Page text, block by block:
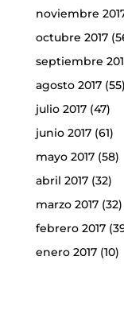
noviembre
octubre 2017
septiembre
agosto 2017(55)
julio 2017(47)
junio 2017(61)
mayo 2017(58)
abril 2017(32)
marzo 2017(32)
febrero 2017
enero 2017(10)